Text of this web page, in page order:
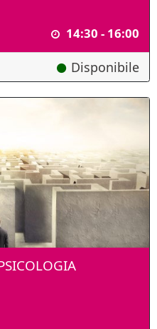
14:30 - 16:00
Disponibile